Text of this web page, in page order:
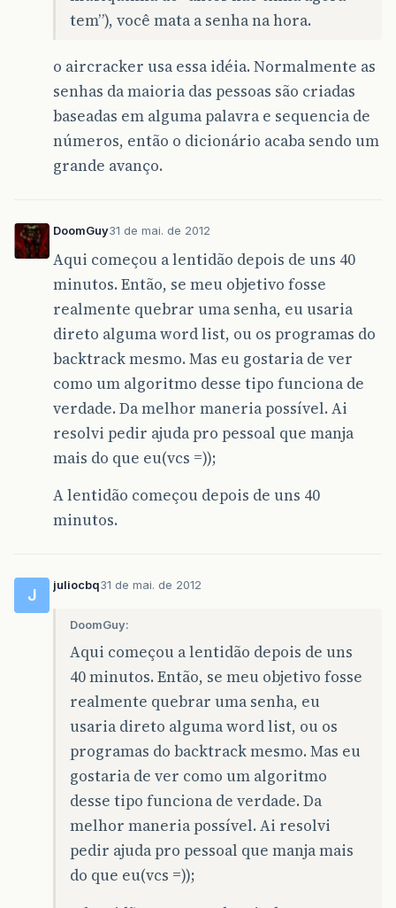
tem”), você mata a senha na hora.
o aircracker usa essa idéia. Normalmente as
senhas da maioria das pessoas são criadas
baseadas em alguma palavra e sequencia de
números, então o dicionário acaba sendo um
grande avanço.
DoomGuy31 de mai. de 2012
Aqui começou a lentidão depois de uns 40
minutos. Então, se meu objetivo fosse
realmente quebrar uma senha, eu usaria
direto alguma word list, ou os programas do
backtrack mesmo. Mas eu gostaria de ver
como um algoritmo desse tipo funciona de
verdade. Da melhor maneria possível. Ai
resolvi pedir ajuda pro pessoal que manja
mais do que eu(vcs =));
A lentidão começou depois de uns 40
minutos.
J
juliocbq31 de mai. de 2012
DoomGuy:
Aqui começou a lentidão depois de uns
40 minutos. Então, se meu objetivo fosse
realmente quebrar uma senha, eu
usaria direto alguma word list, ou os
programas do backtrack mesmo. Mas eu
gostaria de ver como um algoritmo
desse tipo funciona de verdade. Da
melhor maneria possível. Ai resolvi
pedir ajuda pro pessoal que manja mais
do que eu(vcs =));